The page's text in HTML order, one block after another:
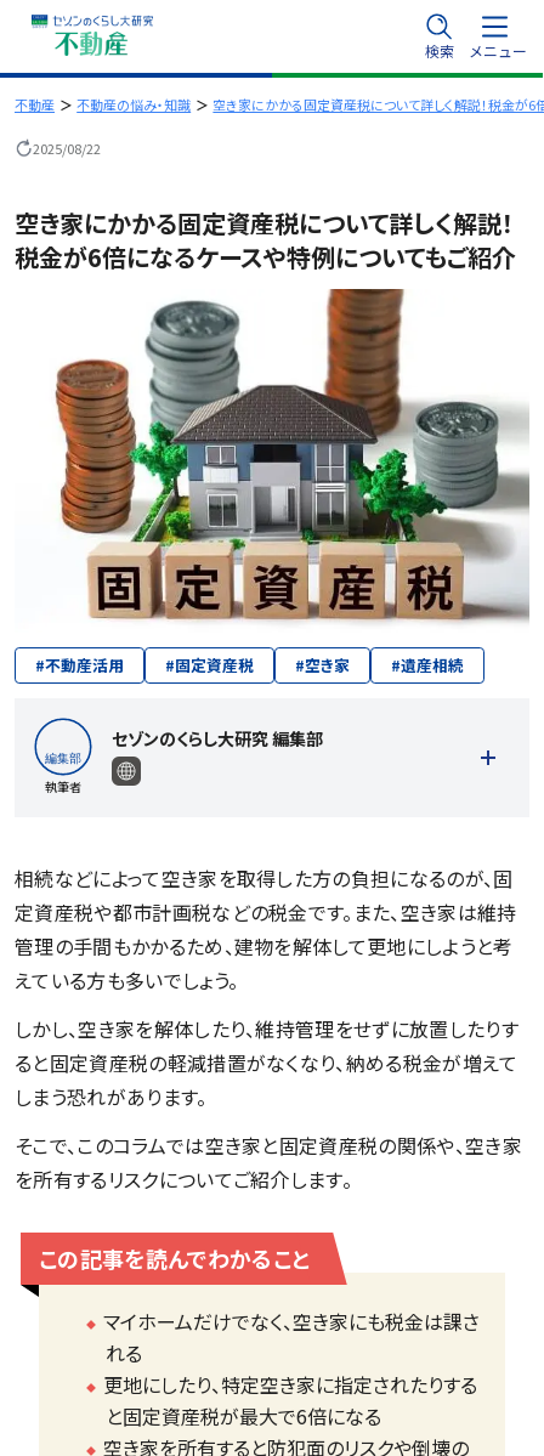
容
を
プ
検索 メニュー
不動産 不動産の悩み・知識 空き家にかかる固定資産税について詳しく解説！税金が
2025/08/22
空き家にかかる固定資産税について詳しく解説！
税金が6倍になるケースや特例についてもご紹介
#不動産活用 #固定資産税 #空き家 #遺産相続
執筆者
セゾンのくらし大研究 編集部
記事一覧を見る
相続などによって空き家を取得した方の負担になるのが、固
定資産税や都市計画税などの税金です。また、空き家は維持
管理の手間もかかるため、建物を解体して更地にしようと考
えている方も多いでしょう。
しかし、空き家を解体したり、維持管理をせずに放置したりす
ると固定資産税の軽減措置がなくなり、納める税金が増えて
しまう恐れがあります。
そこで、このコラムでは空き家と固定資産税の関係や、空き家
を所有するリスクについてご紹介します。
この記事を読んでわかること
マイホームだけでなく、空き家にも税金は課さ
れる
更地にしたり、特定空き家に指定されたりする
と固定資産税が最大で6倍になる
空き家を所有すると防犯面のリスクや倒壊の